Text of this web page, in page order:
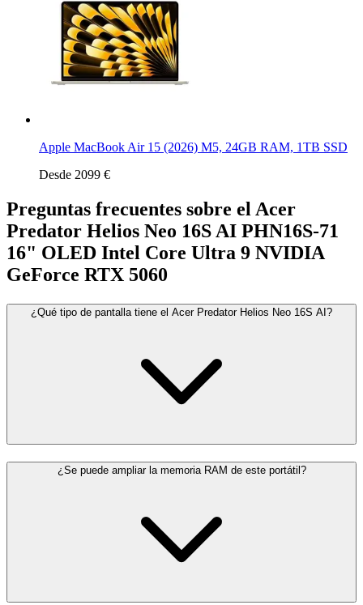
Apple MacBook Air 15 (2026) M5, 24GB RAM, 1TB SSD
Desde 2099 €
Preguntas frecuentes sobre el Acer
Predator Helios Neo 16S AI PHN16S-71
16" OLED Intel Core Ultra 9 NVIDIA
GeForce RTX 5060
¿Qué tipo de pantalla tiene el Acer Predator Helios Neo 16S AI?
¿Se puede ampliar la memoria RAM de este portátil?